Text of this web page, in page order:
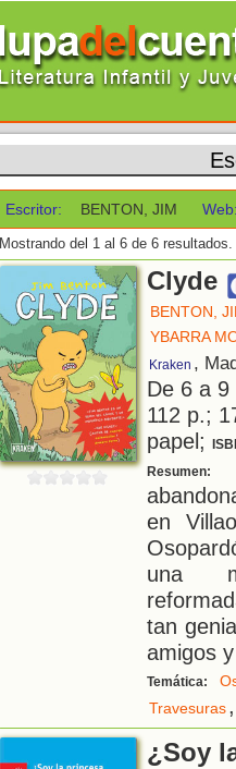
Escritor: BENTON, JIM
Mostrando del 1 al 6 de 6 resultados.
Clyde
BENTON,
YBARRA
Kraken ,
De 6 a
112 p.;
papel;
Resumen:
en
una
tan
amigos
Temática:
Travesuras,
¿Soy